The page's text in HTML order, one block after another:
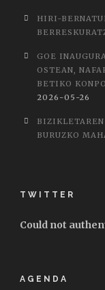
HIRI-
GOE
OSTEAN,
BETIKO
2026-05-26
BURUZKO
TWITTER
Could not
AGENDA